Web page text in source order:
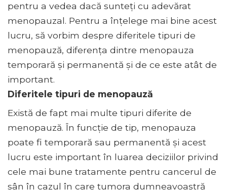
pentru a vedea dacă sunteți cu adevărat
menopauzal. Pentru a înțelege mai bine acest
lucru, să vorbim despre diferitele tipuri de
menopauză, diferența dintre menopauza
temporară și permanentă și de ce este atât de
important.
Diferitele tipuri de menopauză
Există de fapt mai multe tipuri diferite de
menopauză. În funcție de tip, menopauza
poate fi temporară sau permanentă și acest
lucru este important în luarea deciziilor privind
cele mai bune tratamente pentru cancerul de
sân în cazul în care tumora dumneavoastră